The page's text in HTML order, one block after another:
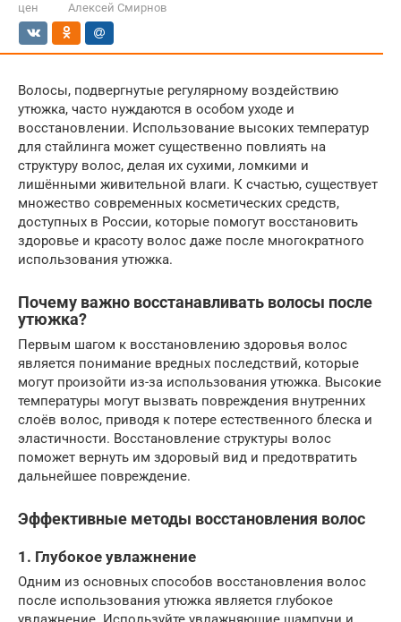
цен
Алексей Смирнов
Волосы, подвергнутые регулярному воздействию
утюжка, часто нуждаются в особом уходе и
восстановлении. Использование высоких температур
для стайлинга может существенно повлиять на
структуру волос, делая их сухими, ломкими и
лишёнными живительной влаги. К счастью, существует
множество современных косметических средств,
доступных в России, которые помогут восстановить
здоровье и красоту волос даже после многократного
использования утюжка.
Почему важно восстанавливать волосы после
утюжка?
Первым шагом к восстановлению здоровья волос
является понимание вредных последствий, которые
могут произойти из-за использования утюжка. Высокие
температуры могут вызвать повреждения внутренних
слоёв волос, приводя к потере естественного блеска и
эластичности. Восстановление структуры волос
поможет вернуть им здоровый вид и предотвратить
дальнейшее повреждение.
Эффективные методы восстановления волос
1. Глубокое увлажнение
Одним из основных способов восстановления волос
после использования утюжка является глубокое